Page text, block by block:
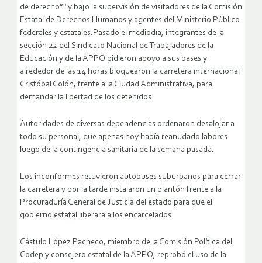
de derecho”" y bajo la supervisión de visitadores de la Comisión
Estatal de Derechos Humanos y agentes del Ministerio Público
federales y estatales.Pasado el mediodía, integrantes de la
sección 22 del Sindicato Nacional de Trabajadores de la
Educación y de la APPO pidieron apoyo a sus bases y
alrededor de las 14 horas bloquearon la carretera internacional
Cristóbal Colón, frente a la Ciudad Administrativa, para
demandar la libertad de los detenidos.
Autoridades de diversas dependencias ordenaron desalojar a
todo su personal, que apenas hoy había reanudado labores
luego de la contingencia sanitaria de la semana pasada.
Los inconformes retuvieron autobuses suburbanos para cerrar
la carretera y por la tarde instalaron un plantón frente a la
Procuraduría General de Justicia del estado para que el
gobierno estatal liberara a los encarcelados.
Cástulo López Pacheco, miembro de la Comisión Política del
Codep y consejero estatal de la APPO, reprobó el uso de la